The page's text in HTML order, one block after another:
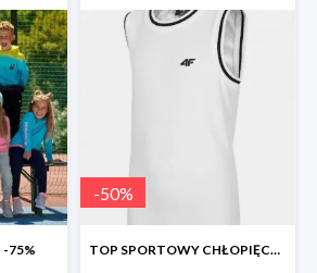
-75%
-50%
TOP SPORTOWY CHŁOPIĘCY -50%